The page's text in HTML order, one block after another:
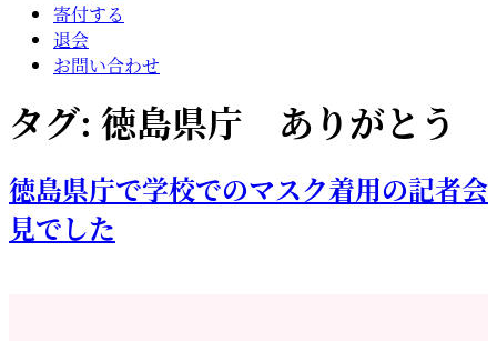
寄付する
退会
お問い合わせ
タグ: 徳島県庁 ありがとう
徳島県庁で学校でのマスク着用の記者会
見でした